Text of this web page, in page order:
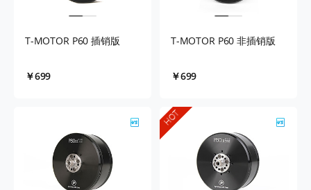
T-MOTOR P60 插销版
￥699
T-MOTOR P60 非插销版
￥699
HOT